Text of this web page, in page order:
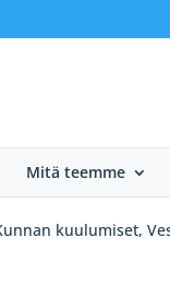
Mitä teemme
kuulumiset,